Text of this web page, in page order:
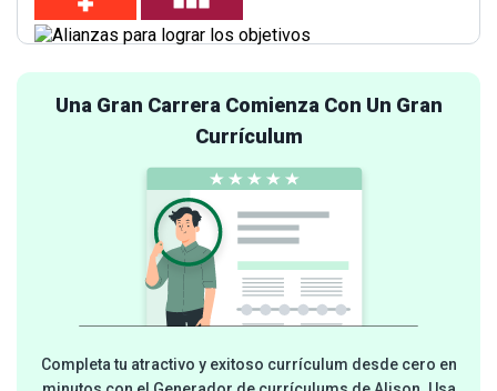
Una Gran Carrera Comienza Con Un Gran
Currículum
Completa tu atractivo y exitoso currículum desde cero en